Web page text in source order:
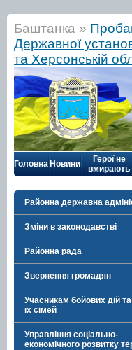
Баштанка »
Державної
та Херсонській
Головна Новини
Герої не
вмирають
Районна державна
Зміни в законодавстві
Районна рада
Звернення громадян
Учасникам бойових дій
їх сімей
Управління соціально-
економічного розвитку